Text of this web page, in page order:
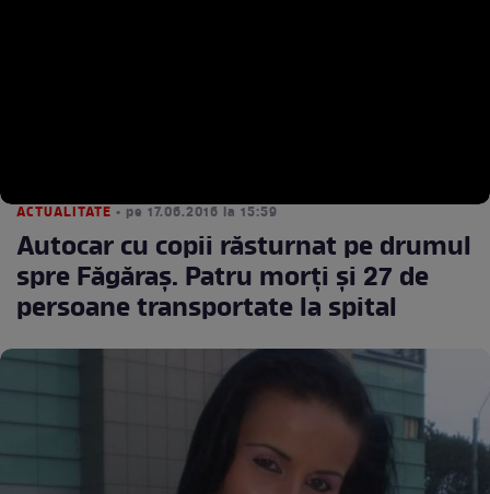
ACTUALITATE • pe 17.06.2016 la 15:59
Autocar cu copii răsturnat pe drumul
spre Făgăraș. Patru morţi şi 27 de
persoane transportate la spital